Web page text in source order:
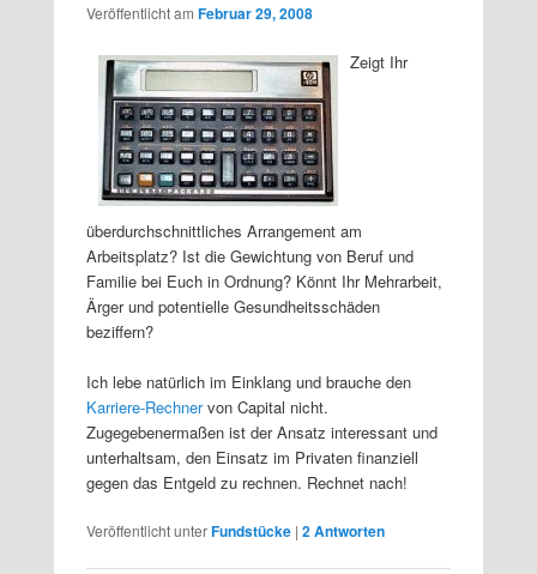
Veröffentlicht amFebruar 29, 2008
Zeigt Ihr
überdurchschnittliches Arrangement am
Arbeitsplatz? Ist die Gewichtung von Beruf und
Familie bei Euch in Ordnung? Könnt Ihr Mehrarbeit,
Ärger und potentielle Gesundheitsschäden
beziffern?
Ich lebe natürlich im Einklang und brauche den
Karriere-Rechnervon Capital nicht.
Zugegebenermaßen ist der Ansatz interessant und
unterhaltsam, den Einsatz im Privaten finanziell
gegen das Entgeld zu rechnen. Rechnet nach!
Veröffentlicht unterFundstücke |2Antworten